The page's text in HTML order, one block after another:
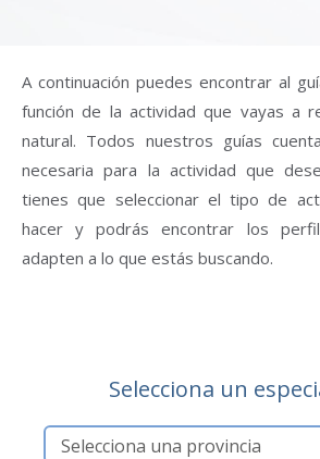
A continuación puedes encontrar al
función de la actividad que vayas a
natural. Todos nuestros guías
necesaria para la actividad que
tienes que seleccionar el tipo de
hacer y podrás encontrar los
adapten a lo que estás buscando.
Selecciona un
Selecciona una provincia